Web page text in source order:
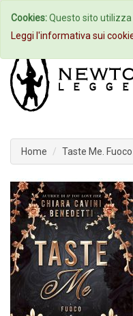
Home
Home Taste Me.
Cookies:Questo sito
Leggi l'informativa sui